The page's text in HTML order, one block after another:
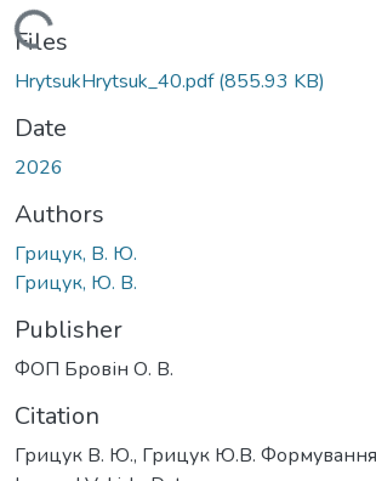
Loading...
Files
HrytsukHrytsuk_40.pdf(855.93 KB)
Date
2026
Authors
Грицук, В. Ю.
Грицук, Ю. В.
Publisher
ФОП Бровін О. В.
Citation
Грицук В. Ю., Грицук Ю.В.